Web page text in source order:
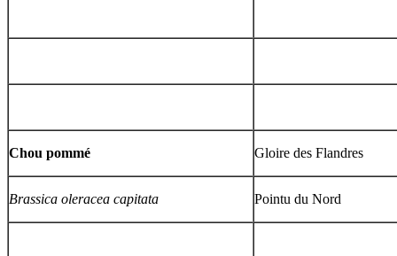
Chou pommé Gloire des Flandres
Brassica oleracea capitata Pointu du Nord